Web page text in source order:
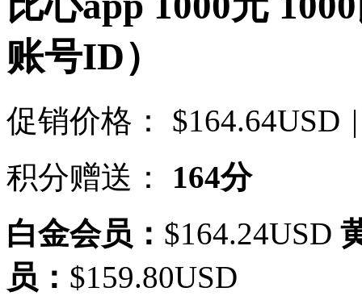
账号ID）
促销价格： $164.64USD
积分赠送：
164分
白金会员： $164.24USD
员： $159.80USD